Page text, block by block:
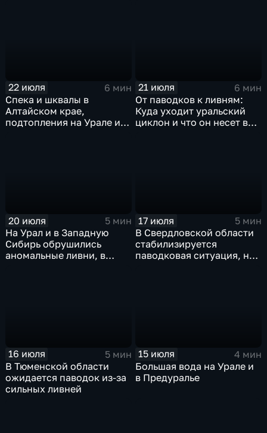
22 июля
6 мин
Спека и шквалы в
Алтайском крае,
подтопления на Урале и
21 июля
6 мин
От паводков к ливням:
Куда уходит уральский
циклон и что он несет в
20 июля
5 мин
На Урал и в Западную
Сибирь обрушились
аномальные ливни, в
17 июля
5 мин
В Свердловской области
стабилизируется
паводковая ситуация, но
16 июля
5 мин
В Тюменской области
ожидается паводок из-за
сильных ливней
15 июля
4 мин
Большая вода на Урале и
в Предуралье